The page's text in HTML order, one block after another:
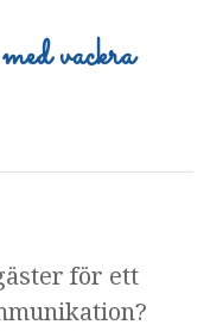
vackra
för ett